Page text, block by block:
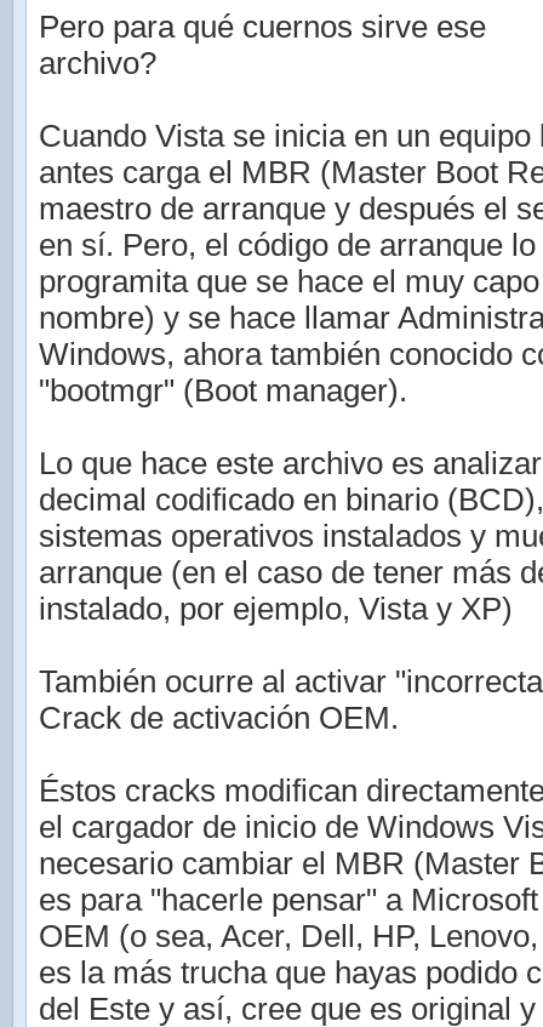
Pero para qué cuernos sirve ese
archivo?
Cuando Vista se inicia en un
antes carga el MBR (Master Boot
maestro de arranque y después el
en sí. Pero, el código de arranque
programita que se hace el muy
nombre) y se hace llamar
Windows, ahora también conocido
"bootmgr" (Boot manager).
Lo que hace este archivo es
decimal codificado en binario
sistemas operativos instalados y
arranque (en el caso de tener más
instalado, por ejemplo, Vista y XP)
También ocurre al activar
Crack de activación OEM.
Éstos cracks modifican
el cargador de inicio de Windows
necesario cambiar el MBR (Master
es para "hacerle pensar" a
OEM (o sea, Acer, Dell, HP,
es la más trucha que hayas podido
del Este y así, cree que es original